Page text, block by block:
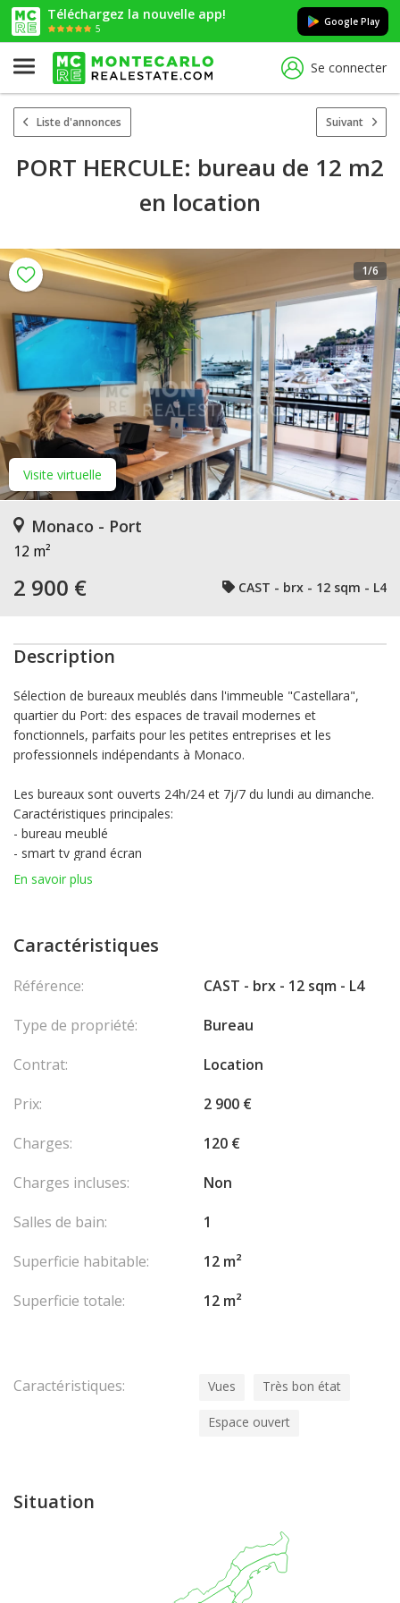
Téléchargez la nouvelle app!
5
Google Play
Se connecter
Liste d'annonces Suivant
PORT HERCULE: bureau de 12 m2
en location
Visite virtuelle
1/6
Monaco - Port
12 m²
2 900 € CAST - brx - 12 sqm - L4
Description
Sélection de bureaux meublés dans l'immeuble "Castellara",
quartier du Port: des espaces de travail modernes et
fonctionnels, parfaits pour les petites entreprises et les
professionnels indépendants à Monaco.
Les bureaux sont ouverts 24h/24 et 7j/7 du lundi au dimanche.
Caractéristiques principales:
- bureau meublé
- smart tv grand écran
- machine à café nespresso
- nettoyage quotidien
- salle de réunion high-tech au "Saint Roman Business Center"
Le recrutement de collaborateurs est autorisé.
- Yacht Club de Monaco
En savoir plus
Caractéristiques
Référence:
CAST - brx - 12 sqm - L4
Type de propriété:
Bureau
Contrat:
Location
Prix:
2 900 €
Charges:
120 €
Charges incluses:
Non
Salles de bain:
1
Superficie habitable:
12 m²
Superficie totale:
12 m²
Caractéristiques: Vues Très bon état
Espace ouvert
Situation